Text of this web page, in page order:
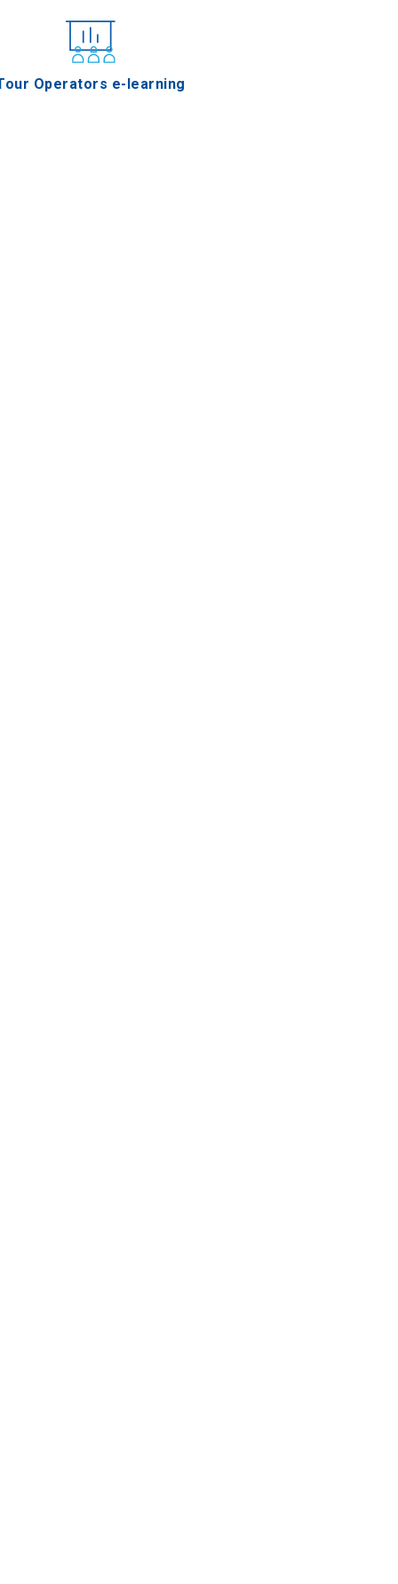
Operators e-learning